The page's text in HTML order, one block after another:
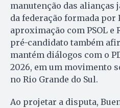
manutenção das alianças
da federação formada por
aproximação com PSOL e
pré-candidato também
mantém diálogos com o
2026, em um movimento
no Rio Grande do Sul.
Ao projetar a disputa,